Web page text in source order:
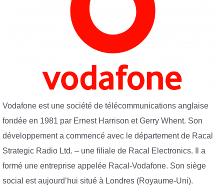
Vodafone est une société de télécommunications anglaise
fondée en 1981 par Ernest Harrison et Gerry Whent. Son
développement a commencé avec le département de Racal
Strategic Radio Ltd. – une filiale de Racal Electronics. Il a
formé une entreprise appelée Racal-Vodafone. Son siège
social est aujourd’hui situé à Londres (Royaume-Uni).